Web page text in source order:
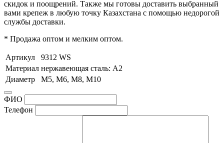
скидок и поощрений. Также мы готовы доставить выбранный
вами крепеж в любую точку Казахстана с помощью недорогой
службы доставки.
* Продажа оптом и мелким оптом.
Артикул
9312 WS
Материал нержавеющая сталь: А2
Диаметр
М5, М6, М8, М10
ФИО
Телефон